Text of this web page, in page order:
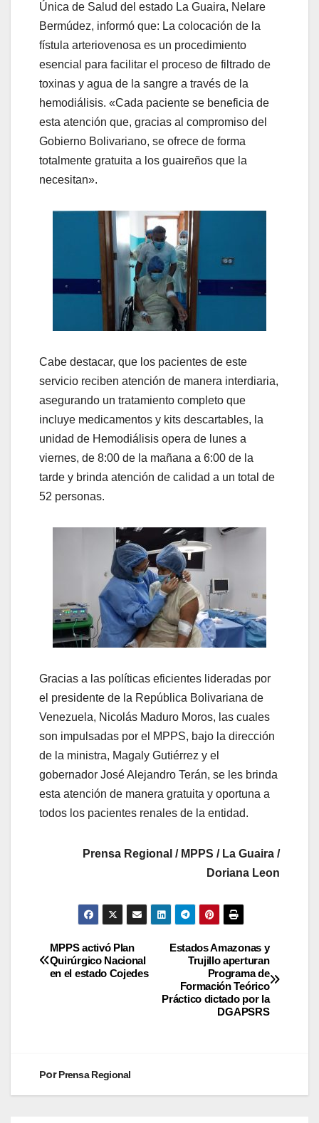
Única de Salud del estado La Guaira, Nelare
Bermúdez, informó que: La colocación de la
fístula arteriovenosa es un procedimiento
esencial para facilitar el proceso de filtrado de
toxinas y agua de la sangre a través de la
hemodiálisis. «Cada paciente se beneficia de
esta atención que, gracias al compromiso del
Gobierno Bolivariano, se ofrece de forma
totalmente gratuita a los guaireños que la
necesitan».
Cabe destacar, que los pacientes de este
servicio reciben atención de manera interdiaria,
asegurando un tratamiento completo que
incluye medicamentos y kits descartables, la
unidad de Hemodiálisis opera de lunes a
viernes, de 8:00 de la mañana a 6:00 de la
tarde y brinda atención de calidad a un total de
52 personas.
Gracias a las políticas eficientes lideradas por
el presidente de la República Bolivariana de
Venezuela, Nicolás Maduro Moros, las cuales
son impulsadas por el MPPS, bajo la dirección
de la ministra, Magaly Gutiérrez y el
gobernador José Alejandro Terán, se les brinda
esta atención de manera gratuita y oportuna a
todos los pacientes renales de la entidad.
Prensa Regional / MPPS / La Guaira /
Doriana Leon
Estados Amazonas y
Trujillo aperturan
Programa de
Formación Teórico
Práctico dictado por la
DGAPSRS
MPPS activó Plan
Quirúrgico Nacional
en el estado Cojedes
PorPrensa Regional